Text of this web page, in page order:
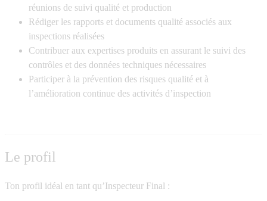
réunions de suivi qualité et production
Rédiger les rapports et documents qualité associés aux
inspections réalisées
Contribuer aux expertises produits en assurant le suivi des
contrôles et des données techniques nécessaires
Participer à la prévention des risques qualité et à
l’amélioration continue des activités d’inspection
Le profil
Ton profil idéal en tant qu’Inspecteur Final :